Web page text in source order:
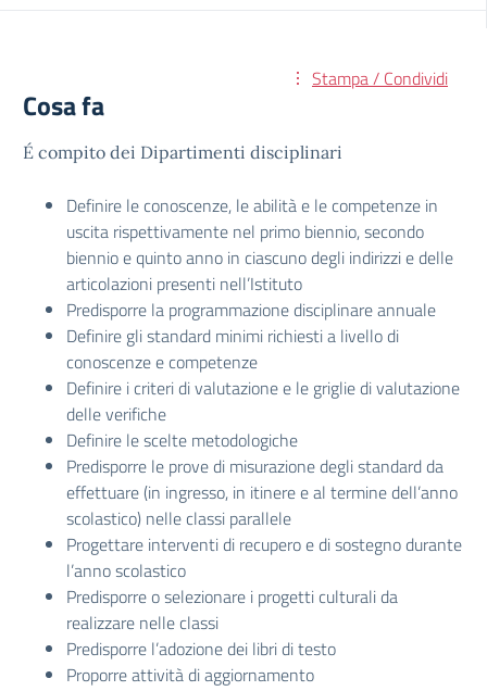
Stampa / Condividi
Cosa fa
É compito dei Dipartimenti disciplinari
Definire le conoscenze, le abilità e le competenze in
uscita rispettivamente nel primo biennio, secondo
biennio e quinto anno in ciascuno degli indirizzi e delle
articolazioni presenti nell’Istituto
Predisporre la programmazione disciplinare annuale
Definire gli standard minimi richiesti a livello di
conoscenze e competenze
Definire i criteri di valutazione e le griglie di valutazione
delle verifiche
Definire le scelte metodologiche
Predisporre le prove di misurazione degli standard da
effettuare (in ingresso, in itinere e al termine dell’anno
scolastico) nelle classi parallele
Progettare interventi di recupero e di sostegno durante
l’anno scolastico
Predisporre o selezionare i progetti culturali da
realizzare nelle classi
Predisporre l’adozione dei libri di testo
Proporre attività di aggiornamento